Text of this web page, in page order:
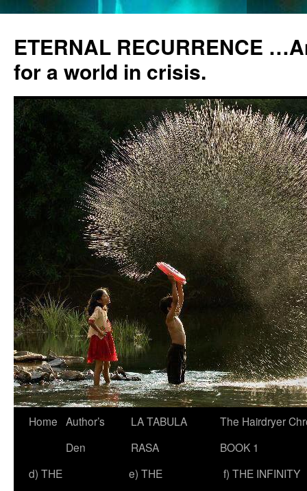
ETERNAL RECURRENCE
for a world in crisis.
Skip
content
Home Author’s
Den
LA TABULA
RASA
The Hairdryer
BOOK 1
d) THE
e) THE
f) THE INFINITY